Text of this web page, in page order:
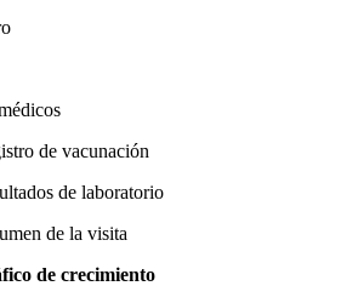
de vacunación
de laboratorio
de la visita
de crecimiento